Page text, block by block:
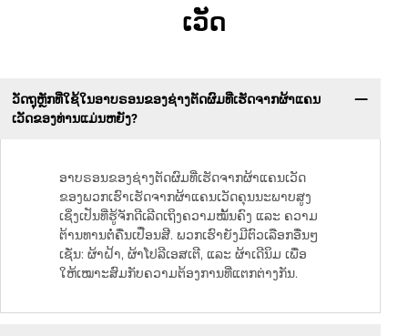
ເວັດ
ວັດຖຸຫຼັກທີ່ໃຊ້ໃນອາບຣອນຂອງຊ່າງຕັດຜົມທີ່ເຮັດຈາກຜ້າແຄນ
ເວັດຂອງທ່ານແມ່ນຫຍັງ?
ອາບຣອນຂອງຊ່າງຕັດຜົມທີ່ເຮັດຈາກຜ້າແຄນເວັດ
ຂອງພວກເຮົາເຮັດຈາກຜ້າແຄນເວັດຄຸນນະພາບສູງ
ເຊິ່ງເປັນທີ່ຮູ້ຈັກດີເລີດເຖິງຄວາມໝັ້ນຄົງ ແລະ ຄວາມ
ຕ້ານທານຕໍ່ຄື່ນເປື່ອນສີ. ພວກເຮົາຍັງມີຕົວເລືອກອື່ນໆ
ເຊັ່ນ: ຜ້າຝ້າ, ຜ້າໂປລີເອສເຕີ, ແລະ ຜ້າເດີນິມ ເພື່ອ
ໃຫ້ເໝາະສົມກັບຄວາມຕ້ອງການທີ່ແຕກຕ່າງກັນ.